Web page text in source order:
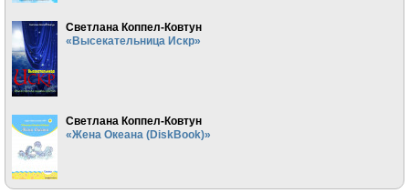
Светлана Коппел-Ковтун
«Высекательница Искр»
Светлана Коппел-Ковтун
«Жена Океана (DiskBook)»